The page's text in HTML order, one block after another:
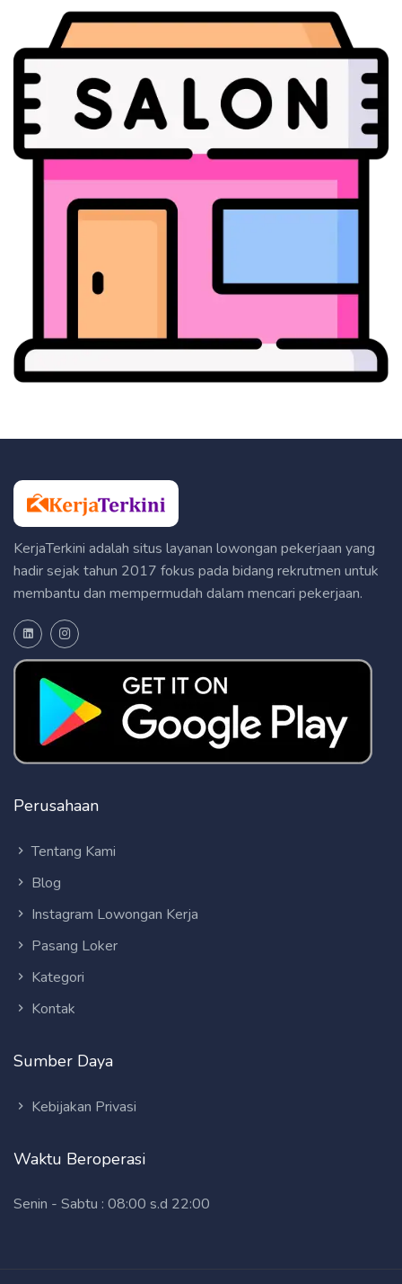
KerjaTerkini adalah situs layanan lowongan pekerjaan yang
hadir sejak tahun 2017 fokus pada bidang rekrutmen untuk
membantu dan mempermudah dalam mencari pekerjaan.
Perusahaan
Tentang Kami
Blog
Instagram Lowongan Kerja
Pasang Loker
Kategori
Kontak
Sumber Daya
Kebijakan Privasi
Waktu Beroperasi
Senin - Sabtu : 08:00 s.d 22:00